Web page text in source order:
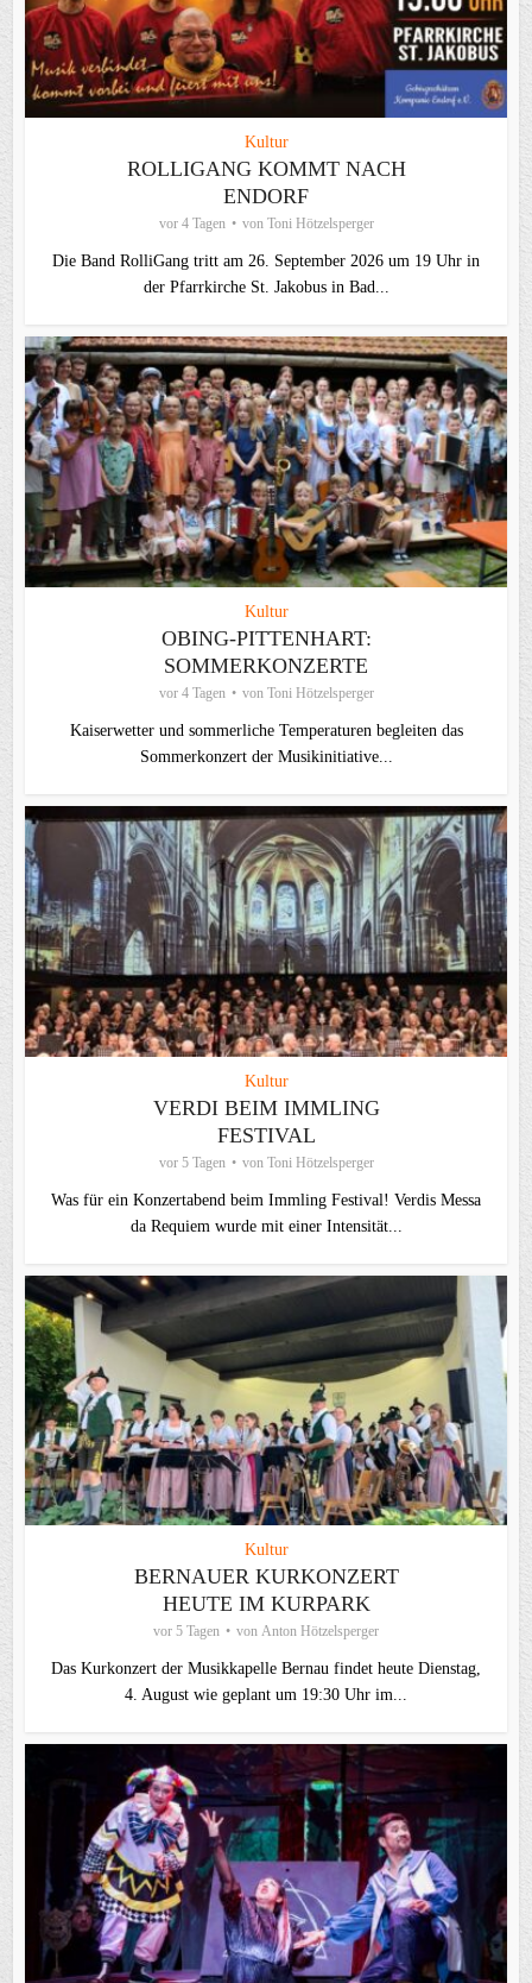
Kultur
ROLLIGANG KOMMT NACH
ENDORF
vor 4 Tagen von Toni Hötzelsperger
Die Band RolliGang tritt am 26. September 2026 um 19 Uhr in
der Pfarrkirche St. Jakobus in Bad...
Kultur
OBING-PITTENHART:
SOMMERKONZERTE
vor 4 Tagen von Toni Hötzelsperger
Kaiserwetter und sommerliche Temperaturen begleiten das
Sommerkonzert der Musikinitiative...
Kultur
VERDI BEIM IMMLING
FESTIVAL
vor 5 Tagen von Toni Hötzelsperger
Was für ein Konzertabend beim Immling Festival! Verdis Messa
da Requiem wurde mit einer Intensität...
Kultur
BERNAUER KURKONZERT
HEUTE IM KURPARK
vor 5 Tagen von Anton Hötzelsperger
Das Kurkonzert der Musikkapelle Bernau findet heute Dienstag,
4. August wie geplant um 19:30 Uhr im...